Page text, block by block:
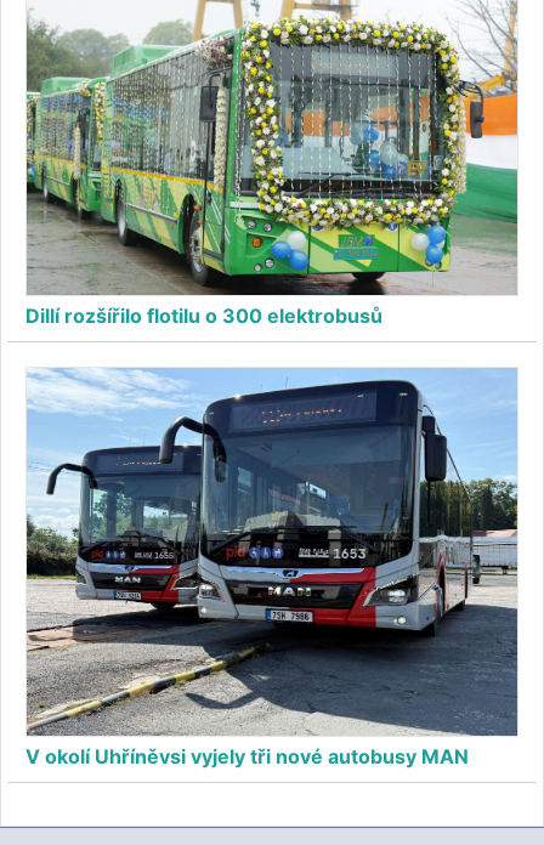
Dillí rozšířilo flotilu o 300 elektrobusů
V okolí Uhříněvsi vyjely tři nové autobusy MAN